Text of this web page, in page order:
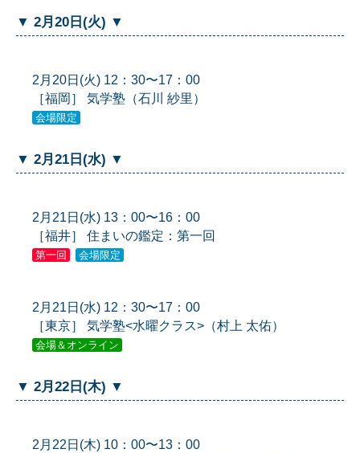
▼ 2月20日(火) ▼
2月20日(火) 12：30〜17：00
［福岡］ 気学塾（石川 紗里）
会場限定
▼ 2月21日(水) ▼
2月21日(水) 13：00〜16：00
［福井］ 住まいの鑑定：第一回
第一回 会場限定
2月21日(水) 12：30〜17：00
［東京］ 気学塾<水曜クラス>（村上 太佑）
会場＆オンライン
▼ 2月22日(木) ▼
2月22日(木) 10：00〜13：00